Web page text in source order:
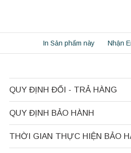
In Sản phẩm này Nhận
QUY ĐỊNH ĐỔI - TRẢ HÀNG
QUY ĐỊNH BẢO HÀNH
THỜI GIAN THỰC HIỆN BẢO